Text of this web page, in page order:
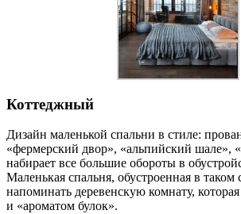
Коттеджный
Дизайн маленькой спальни в стиле:
«фермерский двор», «альпийский шале»,
набирает все большие обороты в
Маленькая спальня, обустроенная в таком
напоминать деревенскую комнату,
и «ароматом булок».